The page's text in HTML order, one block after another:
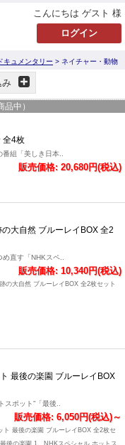
こんにちは ゲスト 様
キュメンタリー > ネイチャー・動物
み
品中）
全4枚
組「美しき日本..
販売価格: 20,680円(税込)
大自然 ブルーレイBOX 全2
直す「NHKスペ..
販売価格: 10,340円(税込)
の大自然 ブルーレイBOX 全2枚セット
最後の楽園 ブルーレイBOX
ポット”「最後..
販売価格: 6,050円(税込)～
最後の楽園 ブルーレイBOX 全2枚セ
後の楽園 1、NHKスペシャル ホットス